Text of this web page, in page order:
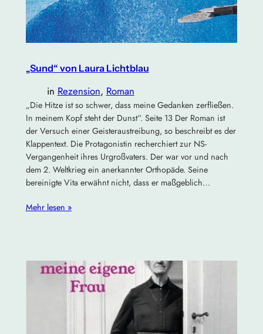
„Sund“ von Laura Lichtblau
in Rezension, Roman
„Die Hitze ist so schwer, dass meine Gedanken zerfließen.
In meinem Kopf steht der Dunst“. Seite 13 Der Roman ist
der Versuch einer Geisteraustreibung, so beschreibt es der
Klappentext. Die Protagonistin recherchiert zur NS-
Vergangenheit ihres Urgroßvaters. Der war vor und nach
dem 2. Weltkrieg ein anerkannter Orthopäde. Seine
bereinigte Vita erwähnt nicht, dass er maßgeblich…
Mehr lesen »